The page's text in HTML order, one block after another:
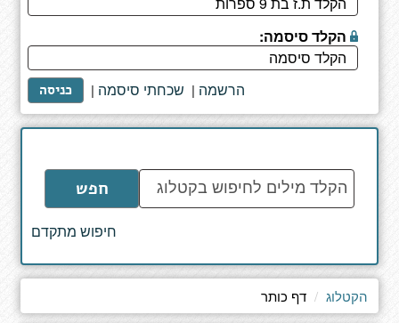
הקלד סיסמה:
כניסה | שכחתי סיסמה | הרשמה
הקלד
מילים
לחיפוש
חפש
חיפוש מתקדם
הקטלוג דף כותר